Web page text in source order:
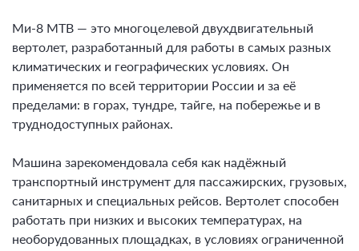
Ми-8 МТВ — это многоцелевой двухдвигательный
вертолет, разработанный для работы в самых разных
климатических и географических условиях. Он
применяется по всей территории России и за её
пределами: в горах, тундре, тайге, на побережье и в
труднодоступных районах.
Машина зарекомендовала себя как надёжный
транспортный инструмент для пассажирских, грузовых,
санитарных и специальных рейсов. Вертолет способен
работать при низких и высоких температурах, на
необорудованных площадках, в условиях ограниченной